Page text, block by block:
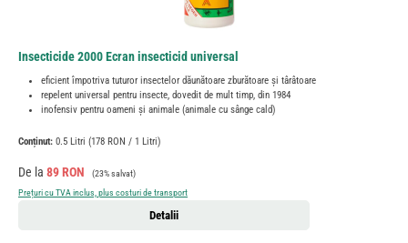
Insecticide 2000 Ecran insecticid universal
eficient împotriva tuturor insectelor dăunătoare zburătoare și târâtoare
repelent universal pentru insecte, dovedit de mult timp, din 1984
inofensiv pentru oameni și animale (animale cu sânge cald)
Conținut: 0.5 Litri (178 RON / 1 Litri)
Preț de vânzare:
De la 89 RON Preț obișnuit:
(23% salvat)
Prețuri cu TVA inclus, plus costuri de transport
Detalii